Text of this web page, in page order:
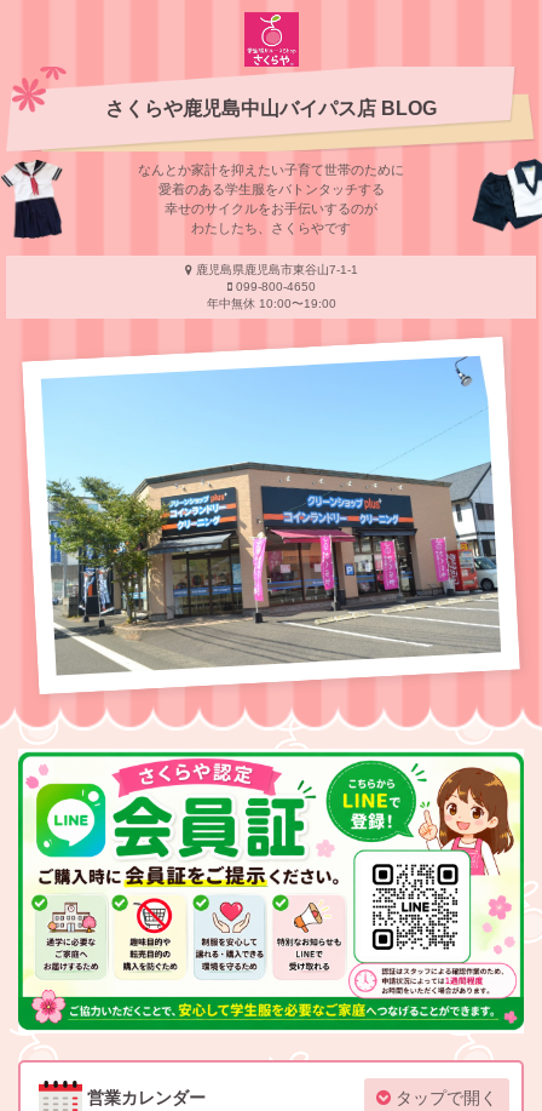
さくらや鹿児島中山バイパス店 BLOG
なんとか家計を抑えたい子育て世帯のために
愛着のある学⽣服をバトンタッチする
幸せのサイクルをお⼿伝いするのが
わたしたち、さくらやです
鹿児島県鹿児島市東谷山7-1-1
099-800-4650
年中無休 10:00〜19:00
営業カレンダー タップで開く